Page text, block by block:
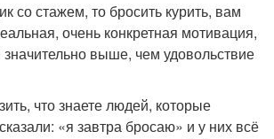
со стажем, то бросить курить, вам
очень конкретная мотивация,
значительно выше, чем удовольствие
что знаете людей, которые
«я завтра бросаю» и у них всё